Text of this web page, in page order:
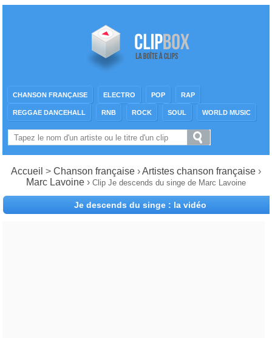
CHANSON FRANÇAISE ELECTRO POP RAP
REGGAE DANCEHALL RNB ROCK SOUL WORLD MUSIC
Accueil > Chanson française ›Artistes chanson française ›
Marc Lavoine › Clip Je descends du singe de Marc Lavoine
Je descends du singe : la vidéo